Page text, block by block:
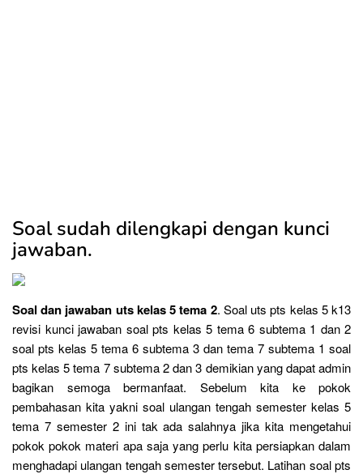
Soal sudah dilengkapi dengan kunci
jawaban.
Soal dan jawaban uts kelas 5 tema 2. Soal uts pts kelas 5 k13
revisi kunci jawaban soal pts kelas 5 tema 6 subtema 1 dan 2
soal pts kelas 5 tema 6 subtema 3 dan tema 7 subtema 1 soal
pts kelas 5 tema 7 subtema 2 dan 3 demikian yang dapat admin
bagikan semoga bermanfaat. Sebelum kita ke pokok
pembahasan kita yakni soal ulangan tengah semester kelas 5
tema 7 semester 2 ini tak ada salahnya jika kita mengetahui
pokok pokok materi apa saja yang perlu kita persiapkan dalam
menghadapi ulangan tengah semester tersebut. Latihan soal pts